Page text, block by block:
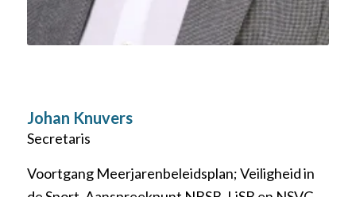
Johan Knuvers
Secretaris
Voortgang Meerjarenbeleidsplan; Veiligheid in